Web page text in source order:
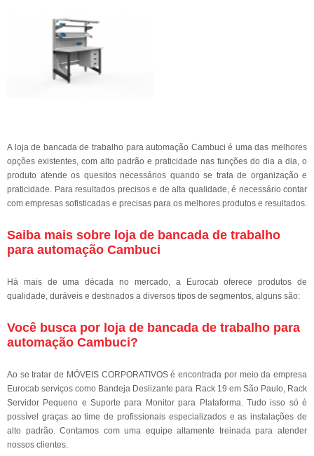
A loja de bancada de trabalho para automação Cambuci é uma das melhores
opções existentes, com alto padrão e praticidade nas funções do dia a dia, o
produto atende os quesitos necessários quando se trata de organização e
praticidade. Para resultados precisos e de alta qualidade, é necessário contar
com empresas sofisticadas e precisas para os melhores produtos e resultados.
Saiba mais sobre loja de bancada de trabalho
para automação Cambuci
Há mais de uma década no mercado, a Eurocab oferece produtos de
qualidade, duráveis e destinados a diversos tipos de segmentos, alguns são:
Você busca por loja de bancada de trabalho para
automação Cambuci?
Ao se tratar de MÓVEIS CORPORATIVOS é encontrada por meio da empresa
Eurocab serviços como Bandeja Deslizante para Rack 19 em São Paulo, Rack
Servidor Pequeno e Suporte para Monitor para Plataforma. Tudo isso só é
possível graças ao time de profissionais especializados e as instalações de
alto padrão. Contamos com uma equipe altamente treinada para atender
nossos clientes.